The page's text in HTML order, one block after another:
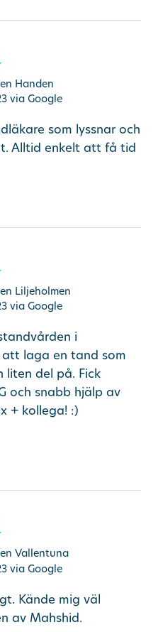
Handen
via Google
som lyssnar och
Alltid enkelt att få tid
Liljeholmen
via Google
i
att laga en tand som
liten del på. Fick
och snabb hjälp av
+ kollega! :)
Vallentuna
via Google
Kände mig väl
av Mahshid.